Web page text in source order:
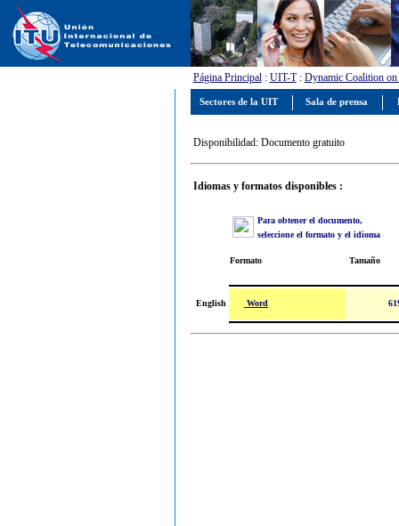
Página Principal: UIT-T: Dynamic Coalition
Disponibilidad: Documento gratuito
Idiomas y formatos disponibles :
Para obtener el documento,
seleccione el formato y el idioma
Formato Tamaño
English Word
Sectores de la UIT Sala de prensa